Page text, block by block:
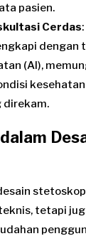
pasien.
Cerdas
dengan
(AI),
direkam.
tetapi